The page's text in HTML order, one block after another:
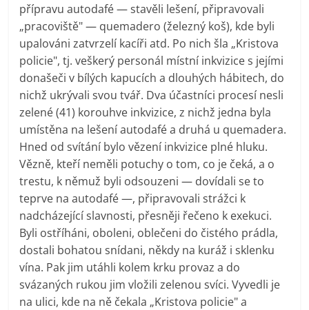
přípravu autodafé — stavěli lešení, připravovali
„pracoviště" — quemadero (železný koš), kde byli
upalováni zatvrzelí kacíři atd. Po nich šla „Kristova
policie", tj. veškerý personál místní inkvizice s jejími
donašeči v bílých kapucích a dlouhých hábitech, do
nichž ukrývali svou tvář. Dva účastníci procesí nesli
zelené (41) korouhve inkvizice, z nichž jedna byla
umístěna na lešení autodafé a druhá u quemadera.
Hned od svítání bylo vězení inkvizice plné hluku.
Vězně, kteří neměli potuchy o tom, co je čeká, a o
trestu, k němuž byli odsouzeni — dovídali se to
teprve na autodafé —, připravovali strážci k
nadcházející slavnosti, přesněji řečeno k exekuci.
Byli ostříháni, oboleni, oblečeni do čistého prádla,
dostali bohatou snídani, někdy na kuráž i sklenku
vína. Pak jim utáhli kolem krku provaz a do
svázaných rukou jim vložili zelenou svíci. Vyvedli je
na ulici, kde na ně čekala „Kristova policie" a